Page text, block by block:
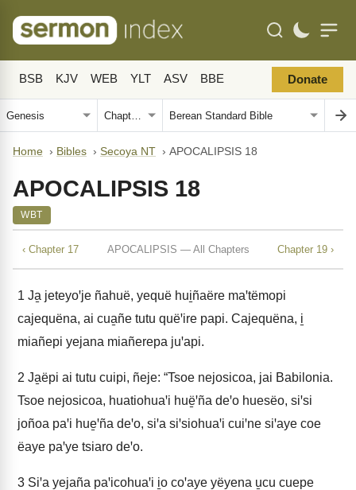
BSB KJV WEB YLT ASV BBE Donate
Home › Bibles › Secoya NT › APOCALIPSIS 18
APOCALIPSIS 18
WBT
‹ Chapter 17 APOCALIPSIS — All Chapters Chapter 19 ›
1 Ja̱ jeteyoꞌje ñahuë, yequë hui̱ñaëre maꞌtëmopi
cajequëna, ai cua̱ñe tutu quëꞌire papi. Cajequëna, i̱
miañepi yejana miañerepa juꞌapi.
2 Ja̱ëpi ai tutu cuipi, ñeje: “Tsoe nejosicoa, jai Babilonia.
Tsoe nejosicoa, huatiohuaꞌi huë̱ꞌña deꞌo huesëo, siꞌsi
joñoa paꞌi hue̱ꞌña deꞌo, siꞌa siꞌsiohuaꞌi cuiꞌne siꞌaye coe
ëaye paꞌye tsiaro deꞌo.
3 Siꞌa yejaña paꞌicohuaꞌi i̱o coꞌaye yëyena u̱cu cuepe